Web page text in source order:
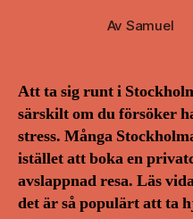
Inläggsförfattare
Av Samuel
Att ta sig runt i
särskilt om du försöker
stress. Många
istället att boka en
avslappnad resa. Läs
det är så populärt att ta